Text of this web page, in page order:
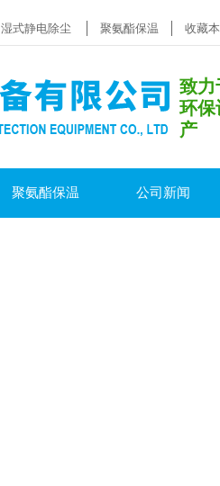
湿式静电除尘 聚氨酯保温 收藏
致力
环保
产
聚氨酯保温 公司新闻